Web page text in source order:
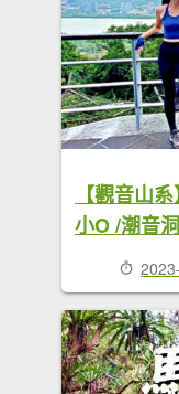
【觀音山
小O /潮音